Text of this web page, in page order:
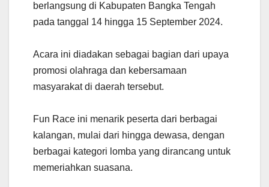
berlangsung di Kabupaten Bangka Tengah
pada tanggal 14 hingga 15 September 2024.
Acara ini diadakan sebagai bagian dari upaya
promosi olahraga dan kebersamaan
masyarakat di daerah tersebut.
Fun Race ini menarik peserta dari berbagai
kalangan, mulai dari hingga dewasa, dengan
berbagai kategori lomba yang dirancang untuk
memeriahkan suasana.